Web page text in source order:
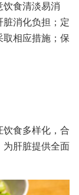
饮食清淡易消
脏消化负担；定
取相应措施；保
饮食多样化，合
为肝脏提供全面